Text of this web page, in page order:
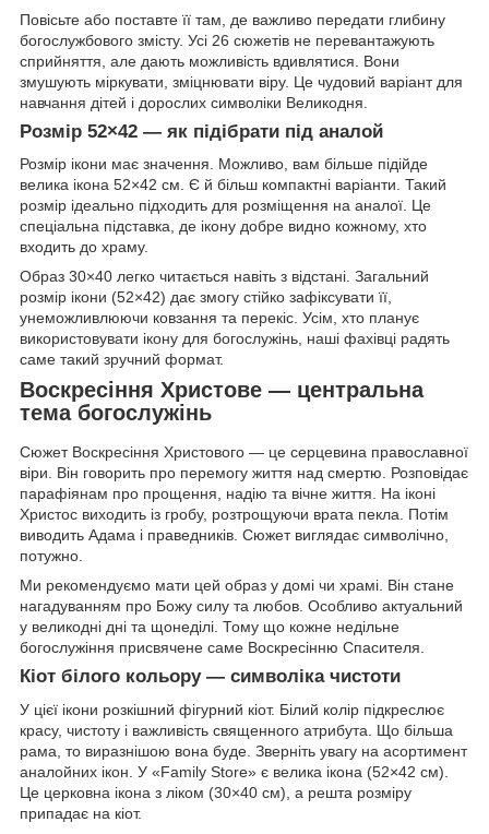
Повісьте або поставте її там, де важливо передати глибину
богослужбового змісту. Усі 26 сюжетів не перевантажують
сприйняття, але дають можливість вдивлятися. Вони
змушують міркувати, зміцнювати віру. Це чудовий варіант для
навчання дітей і дорослих символіки Великодня.
Розмір 52×42 — як підібрати під аналой
Розмір ікони має значення. Можливо, вам більше підійде
велика ікона 52×42 см. Є й більш компактні варіанти. Такий
розмір ідеально підходить для розміщення на аналої. Це
спеціальна підставка, де ікону добре видно кожному, хто
входить до храму.
Образ 30×40 легко читається навіть з відстані. Загальний
розмір ікони (52×42) дає змогу стійко зафіксувати її,
унеможливлюючи ковзання та перекіс. Усім, хто планує
використовувати ікону для богослужінь, наші фахівці радять
саме такий зручний формат.
Воскресіння Христове — центральна
тема богослужінь
Сюжет Воскресіння Христового — це серцевина православної
віри. Він говорить про перемогу життя над смертю. Розповідає
парафіянам про прощення, надію та вічне життя. На іконі
Христос виходить із гробу, розтрощуючи врата пекла. Потім
виводить Адама і праведників. Сюжет виглядає символічно,
потужно.
Ми рекомендуємо мати цей образ у домі чи храмі. Він стане
нагадуванням про Божу силу та любов. Особливо актуальний
у великодні дні та щонеділі. Тому що кожне недільне
богослужіння присвячене саме Воскресінню Спасителя.
Кіот білого кольору — символіка чистоти
У цієї ікони розкішний фігурний кіот. Білий колір підкреслює
красу, чистоту і важливість священного атрибута. Що більша
рама, то виразнішою вона буде. Зверніть увагу на асортимент
аналойних ікон. У «Family Store» є велика ікона (52×42 см).
Це церковна ікона з ліком (30×40 см), а решта розміру
припадає на кіот.